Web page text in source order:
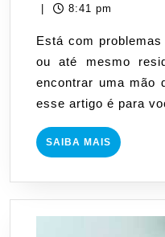
saber
ao
uma
| 8:41 pm
Está com
ou até mesmo
encontrar uma mão
esse artigo é para
SAIBA MAIS SAIBA
MAIS